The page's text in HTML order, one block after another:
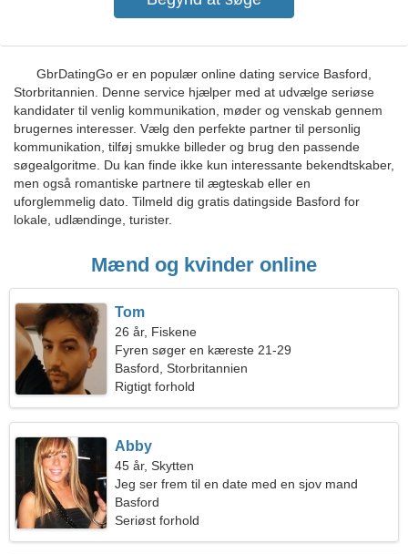
GbrDatingGo er en populær online dating service Basford,
Storbritannien. Denne service hjælper med at udvælge seriøse
kandidater til venlig kommunikation, møder og venskab gennem
brugernes interesser. Vælg den perfekte partner til personlig
kommunikation, tilføj smukke billeder og brug den passende
søgealgoritme. Du kan finde ikke kun interessante bekendtskaber,
men også romantiske partnere til ægteskab eller en
uforglemmelig dato. Tilmeld dig gratis datingside Basford for
lokale, udlændinge, turister.
Mænd og kvinder online
Tom
26 år, Fiskene
Fyren søger en kæreste 21-29
Basford, Storbritannien
Rigtigt forhold
Abby
45 år, Skytten
Jeg ser frem til en date med en sjov mand
Basford
Seriøst forhold